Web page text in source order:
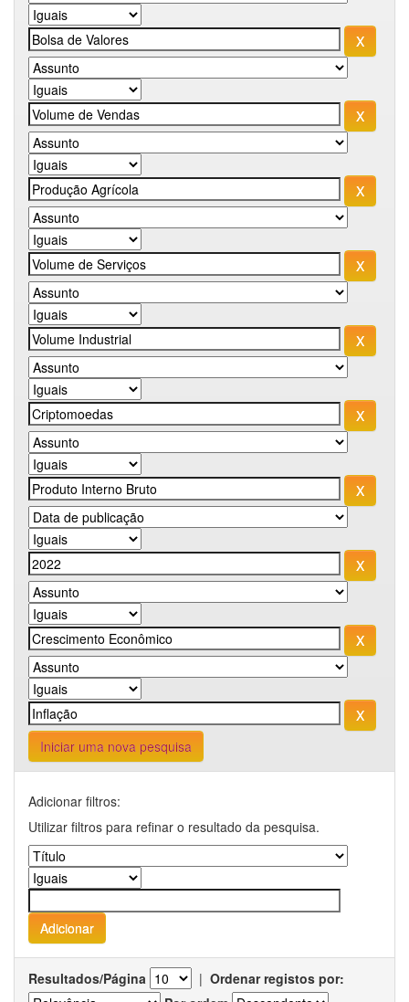
Iniciar uma nova pesquisa
Adicionar filtros:
Utilizar filtros para refinar o resultado da pesquisa.
Resultados/Página | Ordenar registos por: